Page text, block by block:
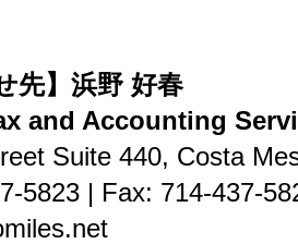
先】浜野 好春
and Accounting
Suite 440, Costa
5823 | Fax: 714-437-